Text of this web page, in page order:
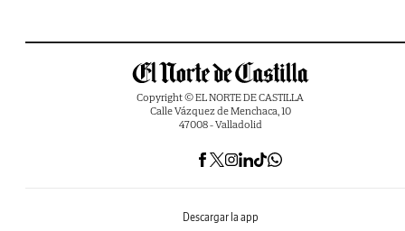
Copyright © EL NORTE DE CASTILLA
Calle Vázquez de Menchaca, 10
47008 - Valladolid
Descargar la app